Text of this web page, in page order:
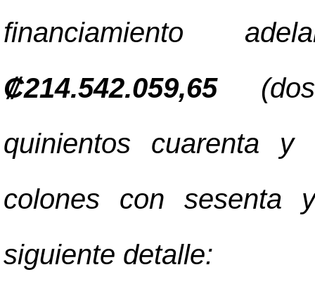
financiamiento
₡214.542.059,65
quinientos cuarenta
colones con sesenta
siguiente detalle: